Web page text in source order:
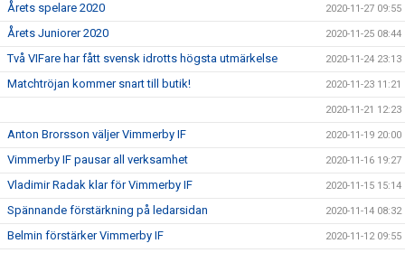
Årets spelare 2020 2020-11-27 09:55
Årets Juniorer 2020 2020-11-25 08:44
Två VIFare har fått svensk idrotts högsta utmärkelse 2020-11-24 23:13
Matchtröjan kommer snart till butik! 2020-11-23 11:21
2020-11-21 12:23
Anton Brorsson väljer Vimmerby IF 2020-11-19 20:00
Vimmerby IF pausar all verksamhet 2020-11-16 19:27
Vladimir Radak klar för Vimmerby IF 2020-11-15 15:14
Spännande förstärkning på ledarsidan 2020-11-14 08:32
Belmin förstärker Vimmerby IF 2020-11-12 09:55